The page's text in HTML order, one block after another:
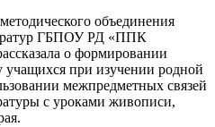
объединения
ГБПОУ РД «ППК
о формировании
учащихся при изучении родной
межпредметных связей
с уроками живописи,